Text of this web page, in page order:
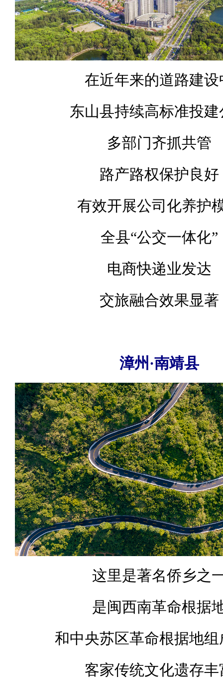
在近年来的道路建设
东山县持续高标准投建
多部门齐抓共管
路产路权保护良好
有效开展公司化养护
全县“公交一体化”
电商快递业发达
交旅融合效果显著
漳州·南靖县
这里是著名侨乡之
是闽西南革命根据
和中央苏区革命根据地组
客家传统文化遗存丰